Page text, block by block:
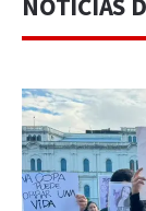
NOTICIAS